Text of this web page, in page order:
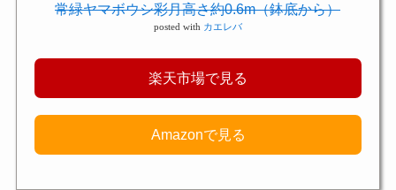
常緑ヤマボウシ彩月高さ約0.6m（鉢底から）
posted with カエレバ
楽天市場で見る
Amazonで見る